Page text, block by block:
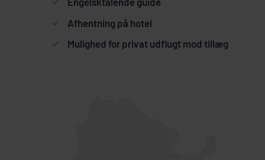
Afhentning på hotel
Mulighed for privat udflugt mod tillæg